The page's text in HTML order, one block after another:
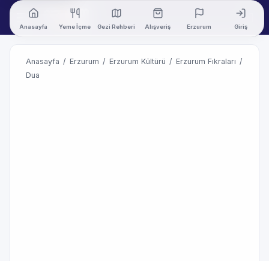
Anasayfa Yeme İçme Gezi Rehberi Alışveriş Erzurum Giriş
Anasayfa / Erzurum / Erzurum Kültürü / Erzurum Fıkraları /
Dua